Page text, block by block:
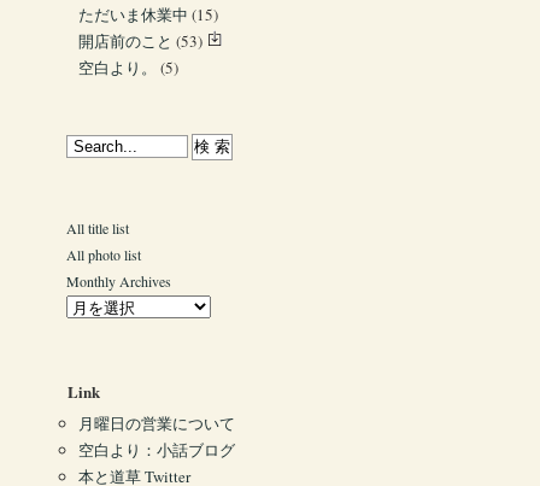
ただいま休業中 (15)
開店前のこと (53)
空白より。
(5)
All title list
All photo list
Monthly Archives
Link
月曜日の営業について
空白より：小話ブログ
本と道草 Twitter